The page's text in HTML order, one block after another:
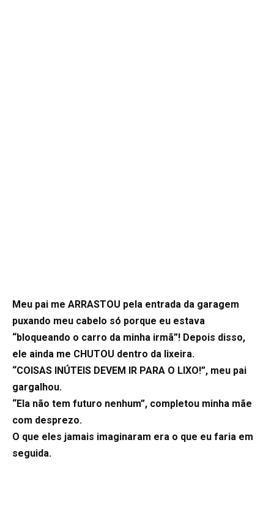
Meu pai me ARRASTOU pela entrada da garagem
puxando meu cabelo só porque eu estava
“bloqueando o carro da minha irmã”! Depois disso,
ele ainda me CHUTOU dentro da lixeira.
“COISAS INÚTEIS DEVEM IR PARA O LIXO!”, meu pai
gargalhou.
“Ela não tem futuro nenhum”, completou minha mãe
com desprezo.
O que eles jamais imaginaram era o que eu faria em
seguida.